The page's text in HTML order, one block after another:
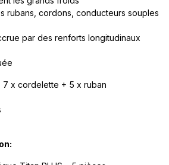
rubans, cordons, conducteurs souples
par des renforts longitudinaux
x cordelette + 5 x ruban